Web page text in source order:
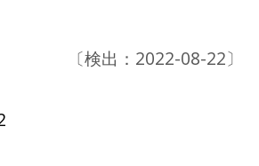
〔検出：2022-08-22〕